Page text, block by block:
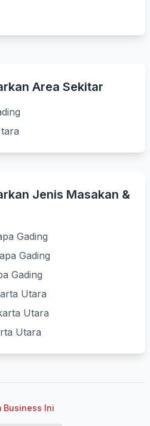
Area Sekitar
Jenis Masakan &
Gading
Gading
Gading
Utara
Utara
Utara
Business Ini